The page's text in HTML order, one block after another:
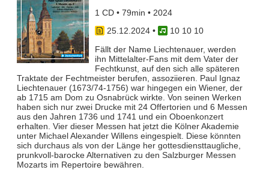
1 CD • 79min • 2024
25.12.2024•
10 10 10
Fällt der Name Liechtenauer, werden
ihn Mittelalter-Fans mit dem Vater der
Fechtkunst, auf den sich alle späteren
Traktate der Fechtmeister berufen, assoziieren. Paul Ignaz
Liechtenauer (1673/74-1756) war hingegen ein Wiener, der
ab 1715 am Dom zu Osnabrück wirkte. Von seinen Werken
haben sich nur zwei Drucke mit 24 Offertorien und 6 Messen
aus den Jahren 1736 und 1741 und ein Oboenkonzert
erhalten. Vier dieser Messen hat jetzt die Kölner Akademie
unter Michael Alexander Willens eingespielt. Diese könnten
sich durchaus als von der Länge her gottesdiensttaugliche,
prunkvoll-barocke Alternativen zu den Salzburger Messen
Mozarts im Repertoire bewähren.